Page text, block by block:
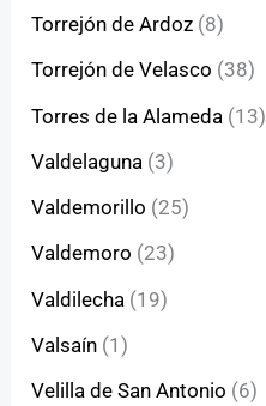
Torrejón de Ardoz (8)
Torrejón de Velasco (38)
Torres de la Alameda (13)
Valdelaguna (3)
Valdemorillo (25)
Valdemoro (23)
Valdilecha (19)
Valsaín (1)
Velilla de San Antonio (6)